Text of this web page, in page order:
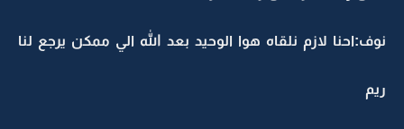
نوف:احنا لازم نلقاه هوا الوحيد بعد الله الي ممكن يرجع لنا
ريم